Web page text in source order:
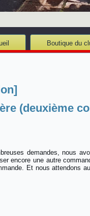
Boutique du
(deuxième
demandes, nous
encore une autre
Et nous attendons